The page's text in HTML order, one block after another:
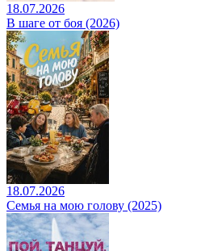
18.07.2026
В шаге от боя (2026)
18.07.2026
Семья на мою голову (2025)